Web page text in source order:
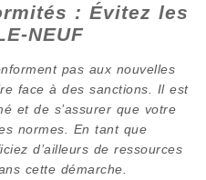
: Évitez les
NEUF
pas aux nouvelles
face à des sanctions. Il est
et de s’assurer que votre
normes. En tant que
d’ailleurs de ressources
cette démarche.